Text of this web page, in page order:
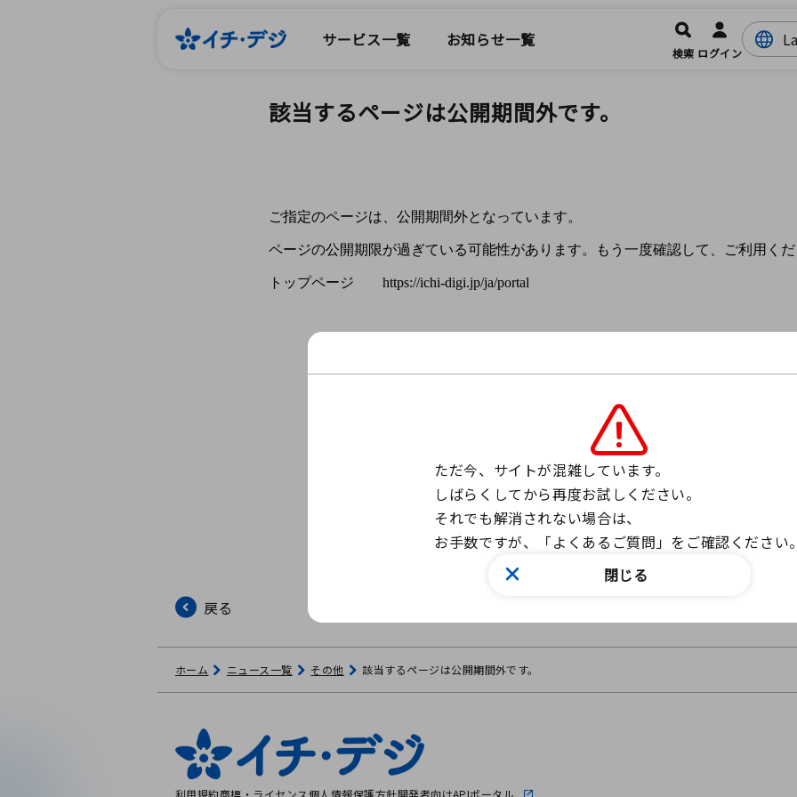
サービス一覧 お知らせ一覧
検索 ログイン
該当するページは公開期間外です。
戻る
ホーム ニュース一覧 その他 該当するページは公開期間外です。
利用規約商標・ライセンス個人情報保護方針開発者向けAPIポータル
ただ今、サイトが混雑しています。
しばらくしてから再度お試しください。
それでも解消されない場合は、
お手数ですが、「よくあるご質問」をご確認ください
閉じる